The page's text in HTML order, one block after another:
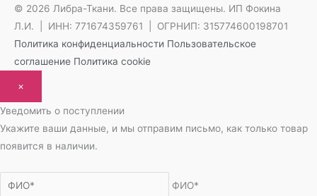
© 2026 Либра-Ткани. Все права защищены. ИП Фокина
Л.И. | ИНН: 771674359761 | ОГРНИП: 315774600198701
Политика конфиденциальности Пользовательское
соглашение Политика cookie
×
Уведомить о поступлении
Укажите ваши данные, и мы отправим письмо, как только товар
появится в наличии.
ФИО*